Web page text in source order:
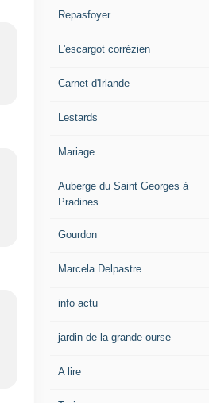
Repasfoyer
L'escargot corrézien
Carnet d'Irlande
Lestards
Mariage
Auberge du Saint Georges à
Pradines
Gourdon
Marcela Delpastre
info actu
jardin de la grande ourse
A lire